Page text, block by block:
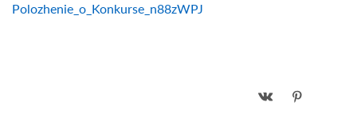
Polozhenie_o_Konkurse_n88zWPJ